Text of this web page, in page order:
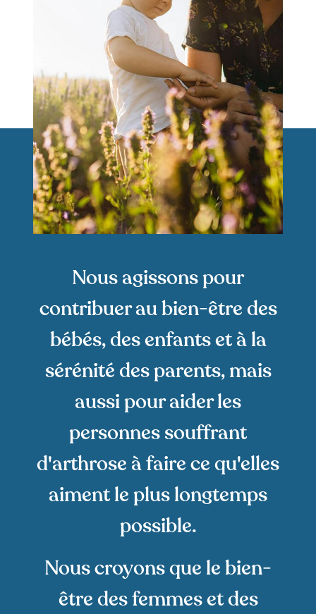
Nous agissons pour
contribuer au bien-être des
bébés, des enfants et à la
sérénité des parents, mais
aussi pour aider les
personnes souffrant
d'arthrose à faire ce qu'elles
aiment le plus longtemps
possible.
Nous croyons que le bien-
être des femmes et des